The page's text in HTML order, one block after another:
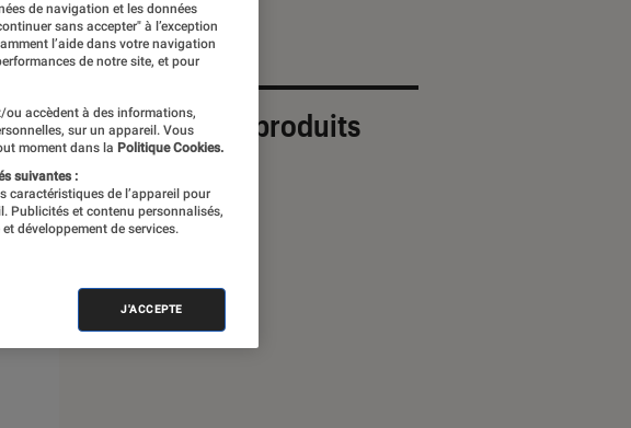
Sélection de produits
de navigation et les données
sans accepter" à l’exception
l’aide dans votre navigation
de notre site, et pour
accèdent à des informations,
sur un appareil. Vous
moment dans la Politique Cookies.
suivantes :
caractéristiques de l’appareil pour
Publicités et contenu personnalisés,
développement de services.
J'ACCEPTE